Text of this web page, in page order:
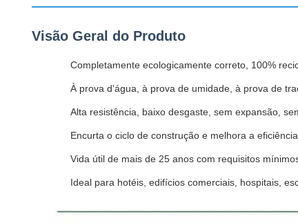
Visão Geral do Produto
Completamente ecologicamente correto, 100%
À prova d'água, à prova de umidade, à prova de
Alta resistência, baixo desgaste, sem expansão,
Encurta o ciclo de construção e melhora a
Vida útil de mais de 25 anos com requisitos
Ideal para hotéis, edifícios comerciais, hospitais,